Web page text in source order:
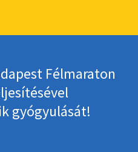
Félmaraton
gyógyulását!